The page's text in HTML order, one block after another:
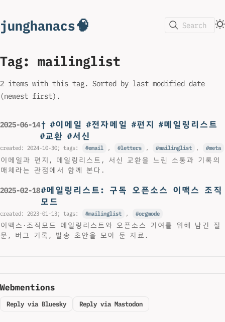
junghanacs🧠 Search
Tag: mailinglist
2 items with this tag. Sorted by last modified date
(newest first).
2025-06-14† #이메일 #전자메일 #편지 #메일링리스트
#교환 #서신
created: 2024-10-30; tags: email , letters , mailinglist , meta
이메일과 편지, 메일링리스트, 서신 교환을 느린 소통과 기록의
매체라는 관점에서 함께 본다.
2025-02-18#메일링리스트: 구독 오픈소스 이맥스 조직
모드
created: 2023-01-13; tags: mailinglist , orgmode
이맥스·조직모드 메일링리스트와 오픈소스 기여를 위해 남긴 질
문, 버그 기록, 발송 초안을 모아 둔 자료.
Webmentions
Reply via Bluesky Reply via Mastodon